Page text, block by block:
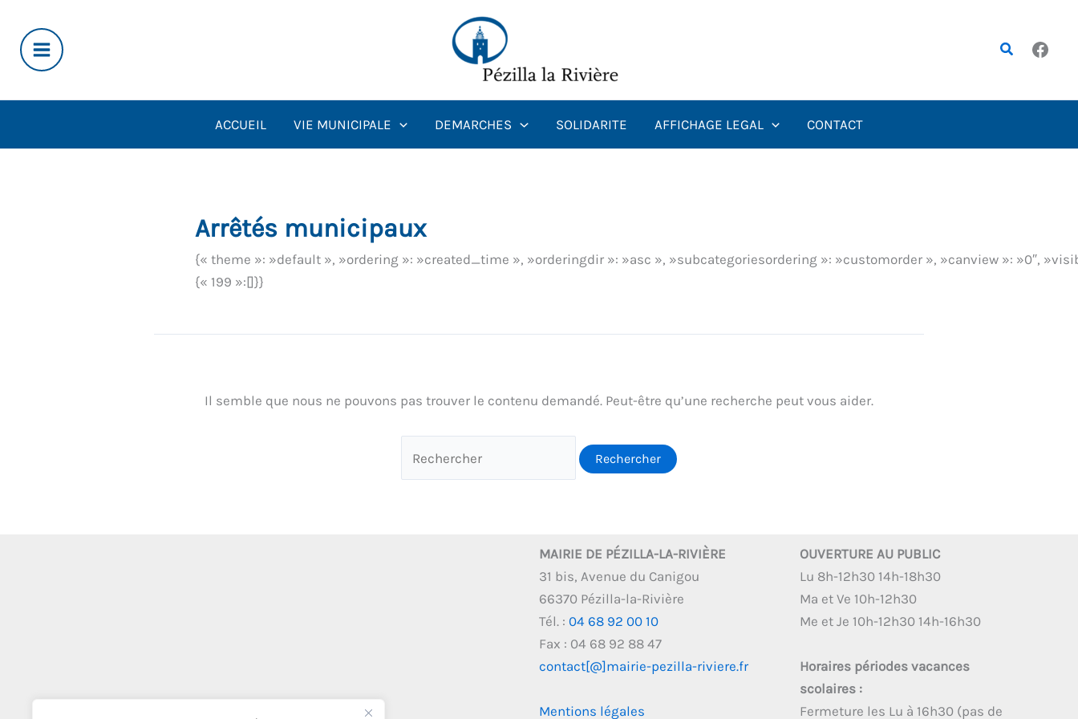
contenu
Rechercher
ACCUEIL VIE MUNICIPALE DEMARCHES SOLIDARITE AFFICHAGE LEGAL CONTACT
Arrêtés municipaux
{« theme »: »default », »ordering »: »created_time », »orderingdir »: »asc », »subcategoriesordering »: »customorder », »canview »: »0″,
{« 199 »:[]}}
Il semble que nous ne pouvons pas trouver le contenu demandé. Peut-être qu’une recherche peut vous aider.
MAIRIE DE PÉZILLA-LA-RIVIÈRE
31 bis, Avenue du Canigou
66370 Pézilla-la-Rivière
Tél. : 04 68 92 00 10
Fax : 04 68 92 88 47
contact[@]mairie-pezilla-riviere.fr
Mentions légales
OUVERTURE AU PUBLIC
Lu 8h-12h30 14h-18h30
Ma et Ve 10h-12h30
Me et Je 10h-12h30 14h-16h30
Horaires périodes vacances
scolaires :
Fermeture les Lu à 16h30 (pas de